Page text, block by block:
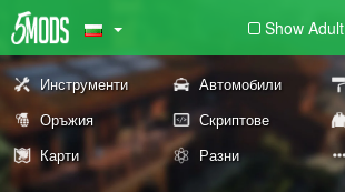
Show Adult
Инструменти Автомобили
Оръжия Скриптове
Карти
Разни